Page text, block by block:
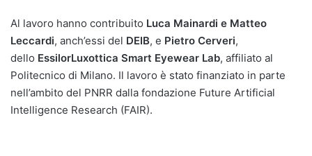
Al lavoro hanno contribuito Luca Mainardi e Matteo
Leccardi, anch’essi del DEIB, e Pietro Cerveri,
dello EssilorLuxottica Smart Eyewear Lab, affiliato al
Politecnico di Milano. Il lavoro è stato finanziato in parte
nell’ambito del PNRR dalla fondazione Future Artificial
Intelligence Research (FAIR).